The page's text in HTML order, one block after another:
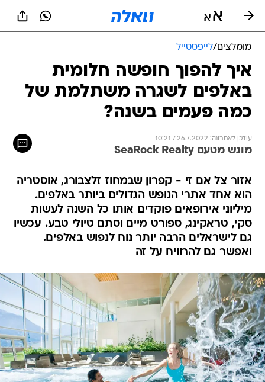
מומלצים/לייפסטייל
איך להפוך חופשה חלומית
באלפים לשגרה משתלמת של
כמה פעמים בשנה?
עודכן לאחרונה: 26.7.2022 / 10:21
מוגש מטעם SeaRock Realty
אזור צל אם זי - קפרון שבמחוז זלצבורג, אוסטריה
הוא אחד אתרי הנופש הגדולים ביותר באלפים.
מיליוני אירופאים פוקדים אותו כל השנה לעשות
סקי, טראקינג, ספורט מיים וסתם טיולי טבע. עכשיו
גם לישראלים הרבה יותר נוח לנפוש באלפים.
ואפשר גם להרוויח על זה